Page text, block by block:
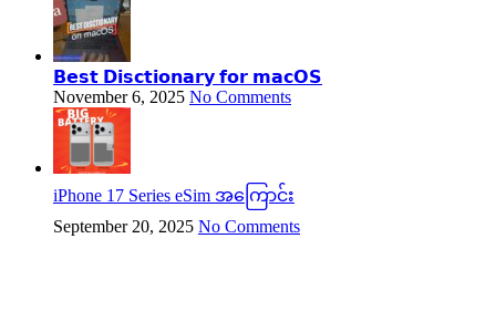
𝗕𝗲𝘀𝘁 𝗗𝗶𝘀𝗰𝘁𝗶𝗼𝗻𝗮𝗿𝘆 𝗳𝗼𝗿 𝗺𝗮𝗰𝗢𝗦
November 6, 2025 No Comments
iPhone 17 Series eSim အကြောင်း
September 20, 2025 No Comments